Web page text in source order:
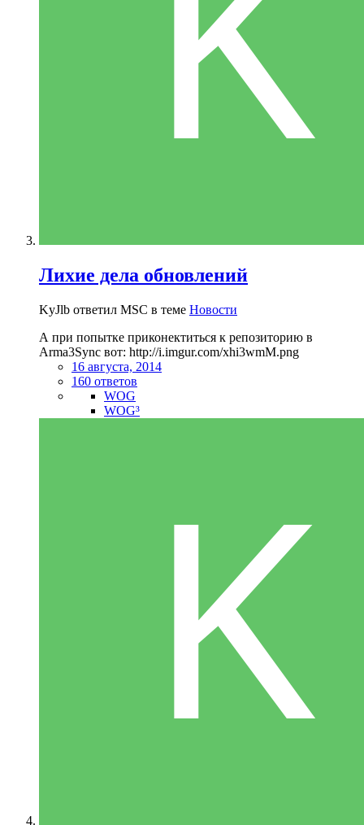
Лихие дела обновлений
KyJlb ответил MSC в теме Новости
А при попытке приконектиться к репозиторию в
Arma3Sync вот: http://i.imgur.com/xhi3wmM.png
16 августа, 2014
160 ответов
WOG
WOG³